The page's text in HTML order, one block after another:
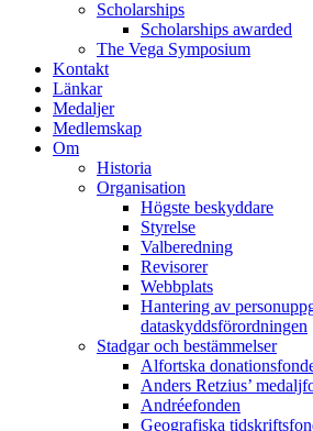
Scholarships
Scholarships awarded
The Vega Symposium
Kontakt
Länkar
Medaljer
Medlemskap
Om
Historia
Organisation
Högste beskyddare
Styrelse
Valberedning
Revisorer
Webbplats
Hantering av
dataskyddsförordningen
Stadgar och bestämmelser
Alfortska
Anders Retzius’
Andréefonden
Geografiska